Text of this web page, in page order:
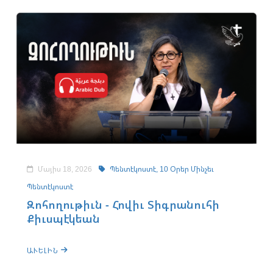
Մայիս 18, 2026 Պենտէկոստէ, 10 Օրեր Մինչեւ
Պենտէկոստէ
Զոհողութիւն - Հովիւ Տիգրանուհի
Քիւսպէկեան
ԱՒԵԼԻՆ